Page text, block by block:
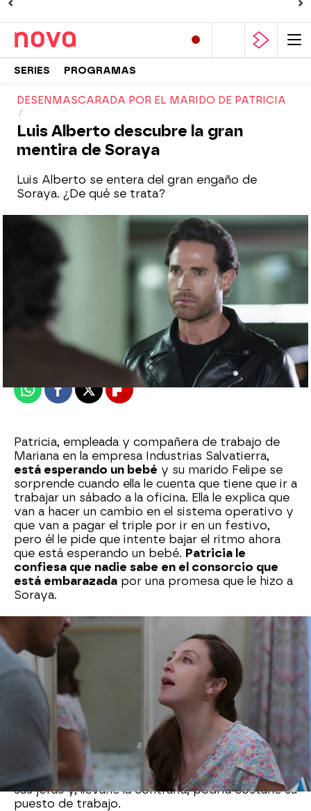
SERIES PROGRAMAS
DESENMASCARADA POR EL MARIDO DE PATRICIA
Luis Alberto descubre la gran
mentira de Soraya
Luis Alberto se entera del gran engaño de
Soraya. ¿De qué se trata?
Nova
30 de septiembre de 2024, 21:04
WhatsappFacebook
X Flipboard
Patricia, empleada y compañera de trabajo de
Mariana en la empresa Industrias Salvatierra,
está esperando un bebé y su marido Felipe se
sorprende cuando ella le cuenta que tiene que ir a
trabajar un sábado a la oficina. Ella le explica que
van a hacer un cambio en el sistema operativo y
que van a pagar el triple por ir en un festivo,
pero él le pide que intente bajar el ritmo ahora
que está esperando un bebé. Patricia le
confiesa que nadie sabe en el consorcio que
está embarazada por una promesa que le hizo a
Soraya.
La jefa de marketing de la empresa de los
Salvatierra está locamente enamorada de Luis
Alberto y está sufriendo porque es consciente
de que su novio se siente atraído por Mariana.
Para intentar conquistar al hijo de Elena, le pide a
Patricia que oculte su embarazo para
anunciar
ella misma públicamente que está esperando
un hijo.
Quiere que las ecografías y pruebas
realizadas a Patricia parezcan suyas y todo a
cambio de una compensación económica.
Patricia no ha podido negarse. Soraya es una de
sus jefas y, llevarle la contraria, podría costarle su
puesto de trabajo.